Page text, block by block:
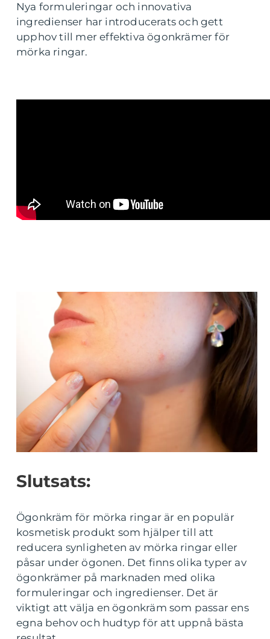
Nya formuleringar och innovativa
ingredienser har introducerats och gett
upphov till mer effektiva ögonkrämer för
mörka ringar.
Slutsats:
Ögonkräm för mörka ringar är en populär
kosmetisk produkt som hjälper till att
reducera synligheten av mörka ringar eller
påsar under ögonen. Det finns olika typer av
ögonkrämer på marknaden med olika
formuleringar och ingredienser. Det är
viktigt att välja en ögonkräm som passar ens
egna behov och hudtyp för att uppnå bästa